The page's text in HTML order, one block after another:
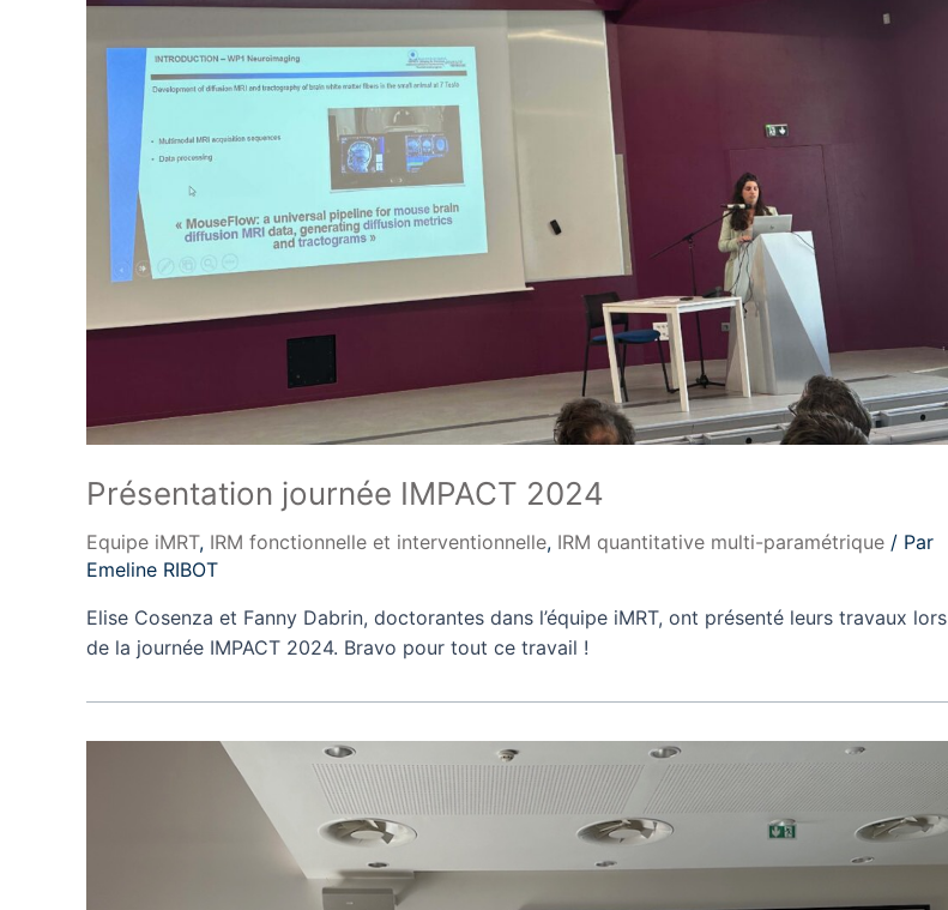
Présentation journée IMPACT 2024
Equipe iMRT, IRM fonctionnelle et interventionnelle, IRM quantitative multi-paramétrique / Par
Emeline RIBOT
Elise Cosenza et Fanny Dabrin, doctorantes dans l’équipe iMRT, ont présenté leurs travaux lors
de la journée IMPACT 2024. Bravo pour tout ce travail !